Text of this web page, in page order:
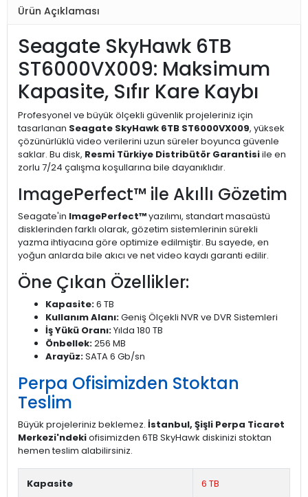
Ürün Açıklaması
Seagate SkyHawk 6TB
ST6000VX009: Maksimum
Kapasite, Sıfır Kare Kaybı
Profesyonel ve büyük ölçekli güvenlik projeleriniz için
tasarlanan Seagate SkyHawk 6TB ST6000VX009, yüksek
çözünürlüklü video verilerini uzun süreler boyunca güvenle
saklar. Bu disk, Resmi Türkiye Distribütör Garantisiile en
zorlu 7/24 çalışma koşullarına bile dayanıklıdır.
ImagePerfect™ ile Akıllı Gözetim
Seagate'in ImagePerfect™yazılımı, standart masaüstü
disklerinden farklı olarak, gözetim sistemlerinin sürekli
yazma ihtiyacına göre optimize edilmiştir. Bu sayede, en
yoğun anlarda bile akıcı ve net video kaydı garanti edilir.
Öne Çıkan Özellikler:
Kapasite:6 TB
Kullanım Alanı:Geniş Ölçekli NVR ve DVR Sistemleri
İş Yükü Oranı:Yılda 180 TB
Önbellek:256 MB
Arayüz:SATA 6 Gb/sn
Perpa Ofisimizden Stoktan
Teslim
Büyük projeleriniz beklemez. İstanbul, Şişli Perpa Ticaret
Merkezi'ndekiofisimizden 6TB SkyHawk diskinizi stoktan
hemen teslim alabilirsiniz.
Kapasite 6 TB